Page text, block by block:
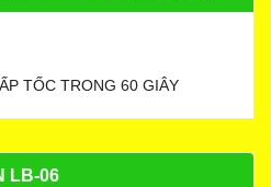
TỐC TRONG 60 GIÂY
LB-06